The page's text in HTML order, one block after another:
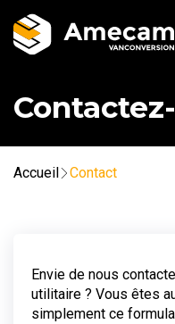
Accueil Contact
Envie de nous
utilitaire ? Vous êtes
simplement ce